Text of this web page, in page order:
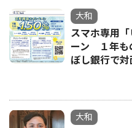
大和
スマホ専用
ーン １年も
ぼし銀行で
大和